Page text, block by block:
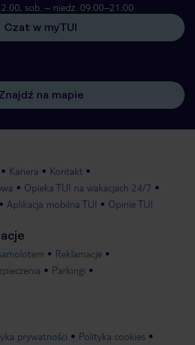
sob. – niedz. 09:00–21:00
Czat w myTUI
na mapie
Kariera
Kontakt
Opieka TUI na wakacjach 24/7
Aplikacja mobilna TUI Opinie TUI
Reklamacje
Parkingi
prywatności Polityka cookies